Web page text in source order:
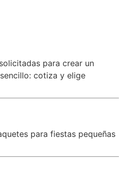
para crear un
cotiza y elige
para fiestas pequeñas